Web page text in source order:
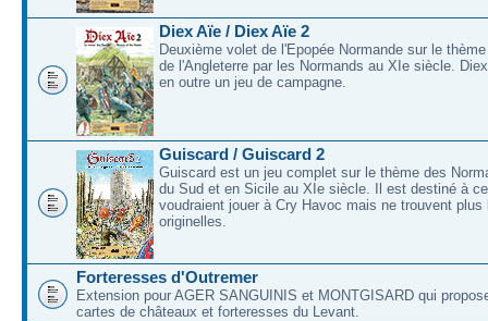
Diex Aïe / Diex Aïe 2
Deuxième volet de l'Epopée Normande sur le
de l'Angleterre par les Normands au XIe siècle.
en outre un jeu de campagne.
Guiscard / Guiscard 2
Guiscard est un jeu complet sur le thème des
du Sud et en Sicile au XIe siècle. Il est destiné à
voudraient jouer à Cry Havoc mais ne trouvent
originelles.
Forteresses d'Outremer
Extension pour AGER SANGUINIS et MONTGISARD qui
cartes de châteaux et forteresses du Levant.